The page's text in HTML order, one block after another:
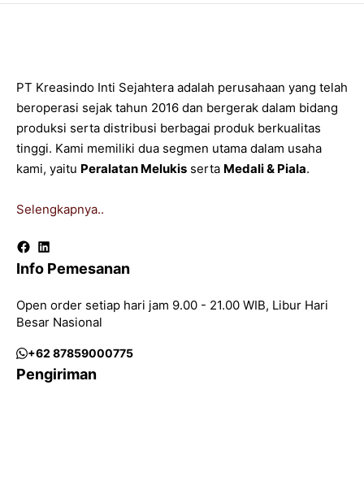
PT Kreasindo Inti Sejahtera adalah perusahaan yang telah
beroperasi sejak tahun 2016 dan bergerak dalam bidang
produksi serta distribusi berbagai produk berkualitas
tinggi. Kami memiliki dua segmen utama dalam usaha
kami, yaitu Peralatan Melukis serta Medali & Piala.
Selengkapnya..
Facebook
LinkedIn
Info Pemesanan
Open order setiap hari jam 9.00 - 21.00 WIB, Libur Hari
Besar Nasional
+62 87859000775
Pengiriman